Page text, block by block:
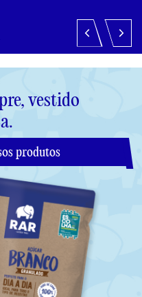
vestido
produtos